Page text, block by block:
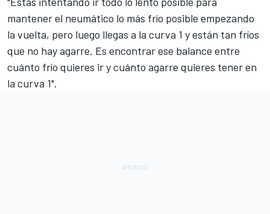
mantener el neumático lo más frío posible empezando
la vuelta, pero luego llegas a la curva 1 y están tan fríos
que no hay agarre. Es encontrar ese balance entre
cuánto frío quieres ir y cuánto agarre quieres tener en
la curva 1".